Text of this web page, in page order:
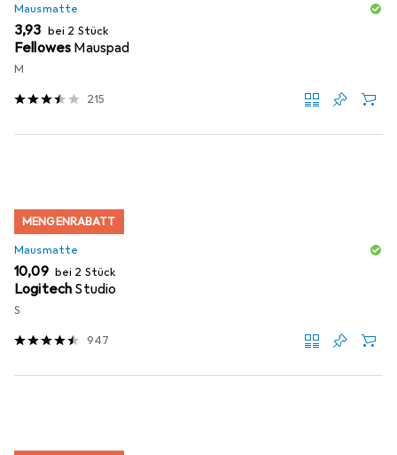
Mausmatte
EUR
3,93 bei 2 Stück
Fellowes Mauspad
M
215
MENGENRABATT
Mausmatte
EUR
10,09 bei 2 Stück
Logitech Studio
S
947